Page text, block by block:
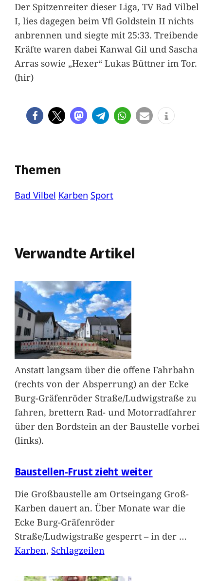
Der Spitzenreiter dieser Liga, TV Bad Vilbel
I, lies dagegen beim Vfl Goldstein II nichts
anbrennen und siegte mit 25:33. Treibende
Kräfte waren dabei Kanwal Gil und Sascha
Arras sowie „Hexer“ Lukas Büttner im Tor.
(hir)
Themen
Bad Vilbel Karben Sport
Verwandte Artikel
Anstatt langsam über die offene Fahrbahn
(rechts von der Absperrung) an der Ecke
Burg-Gräfenröder Straße/Ludwigstraße zu
fahren, brettern Rad- und Motorradfahrer
über den Bordstein an der Baustelle vorbei
(links).
Baustellen-Frust zieht weiter
Die Großbaustelle am Ortseingang Groß-
Karben dauert an. Über Monate war die
Ecke Burg-Gräfenröder
Straße/Ludwigstraße gesperrt – in der …
Karben, Schlagzeilen